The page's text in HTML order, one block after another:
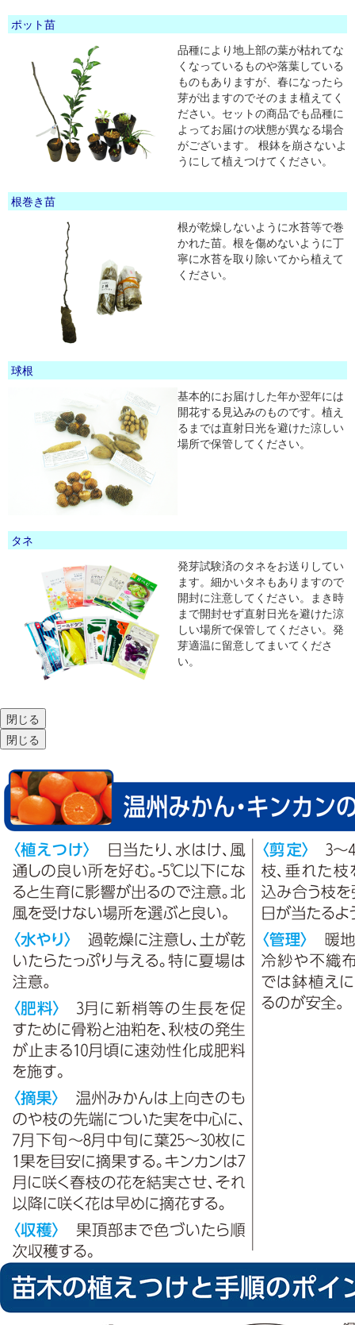
ポット苗
品種により地上部の葉が枯れてな
くなっているものや落葉している
ものもありますが、春になったら
芽が出ますのでそのまま植えてく
ださい。セットの商品でも品種に
よってお届けの状態が異なる場合
がございます。 根鉢を崩さないよ
うにして植えつけてください。
根巻き苗
根が乾燥しないように水苔等で巻
かれた苗。根を傷めないように丁
寧に水苔を取り除いてから植えて
ください。
球根
基本的にお届けした年か翌年には
開花する見込みのものです。植え
るまでは直射日光を避けた涼しい
場所で保管してください。
タネ
発芽試験済のタネをお送りしてい
ます。細かいタネもありますので
開封に注意してください。まき時
まで開封せず直射日光を避けた涼
しい場所で保管してください。発
芽適温に留意してまいてくださ
い。
閉じる
閉じる